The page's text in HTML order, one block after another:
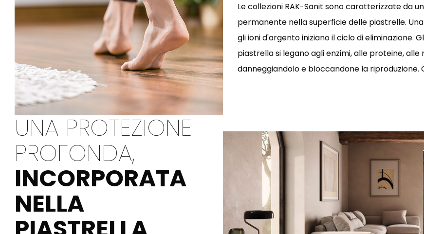
Le collezioni RAK-Sanit sono caratterizzate da
permanente nella superficie delle piastrelle.
gli ioni d'argento iniziano il ciclo di
piastrella si legano agli enzimi, alle proteine,
danneggiandolo e bloccandone la
UNA PROTEZIONE
PROFONDA,
INCORPORATA
NELLA